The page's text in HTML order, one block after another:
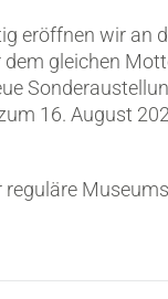
eröffnen wir an
dem gleichen
16. August
reguläre